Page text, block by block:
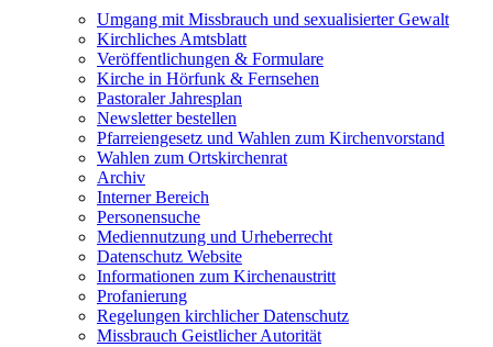
Umgang mit Missbrauch und sexualisierter Gewalt
Kirchliches Amtsblatt
Veröffentlichungen & Formulare
Kirche in Hörfunk & Fernsehen
Pastoraler Jahresplan
Newsletter bestellen
Pfarreiengesetz und Wahlen zum Kirchenvorstand
Wahlen zum Ortskirchenrat
Archiv
Interner Bereich
Personensuche
Mediennutzung und Urheberrecht
Datenschutz Website
Informationen zum Kirchenaustritt
Profanierung
Regelungen kirchlicher Datenschutz
Missbrauch Geistlicher Autorität